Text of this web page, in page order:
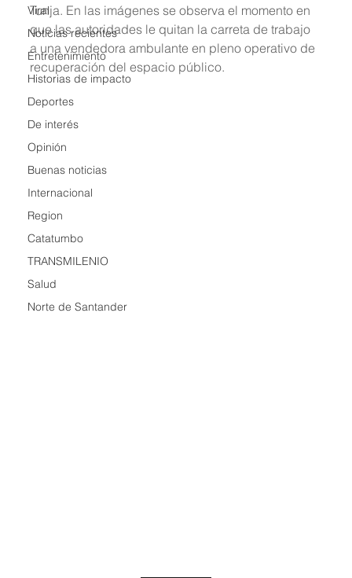
Viral
Noticias recientes
Entretenimiento
Historias de impacto
Deportes
De interés
Opinión
Buenas noticias
Internacional
Region
Catatumbo
TRANSMILENIO
Salud
Norte de Santander
Tunja. En las imágenes se observa el momento en
que las autoridades le quitan la carreta de trabajo
a una vendedora ambulante en pleno operativo de
recuperación del espacio público.